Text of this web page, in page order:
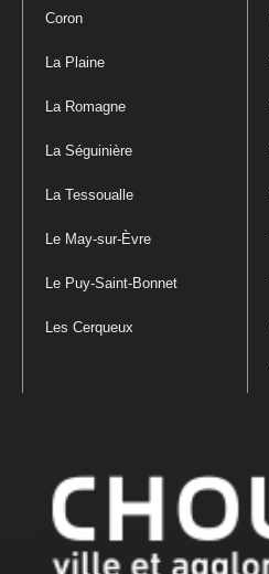
Coron
La Plaine
La Romagne
La Séguinière
La Tessoualle
Le May-sur-Èvre
Le Puy-Saint-Bonnet
Les Cerqueux